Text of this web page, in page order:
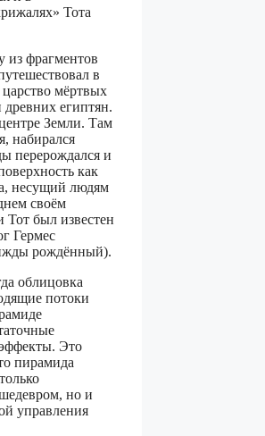
Тота
из фрагментов
в
мёртвых
древних египтян.
Земли. Там
набирался
перерождался и
как
несущий людям
своём
был известен
Гермес
рождённый).
облицовка
потоки
Это
пирамида
но и
управления